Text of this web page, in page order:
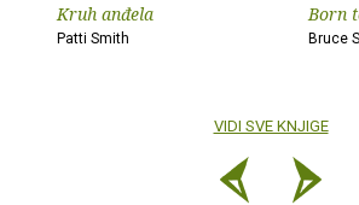
Kruh anđela
Patti Smith
Born
Bruce
VIDI SVE KNJIGE